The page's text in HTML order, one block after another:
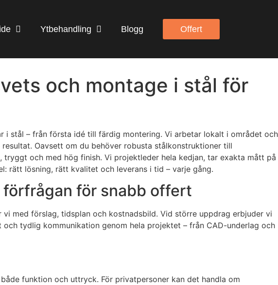
Ytbehandling Blogg Offert
och montage i stål för
i stål – från första idé till färdig montering. Vi arbetar lokalt i området och
Oavsett om du behöver robusta stålkonstruktioner till
och med hög finish. Vi projektleder hela kedjan, tar exakta mått på
rätt lösning, rätt kvalitet och leverans i tid – varje gång.
förfrågan för snabb offert
med förslag, tidsplan och kostnadsbild. Vid större uppdrag erbjuder vi
tydlig kommunikation genom hela projektet – från CAD-underlag och
funktion och uttryck. För privatpersoner kan det handla om